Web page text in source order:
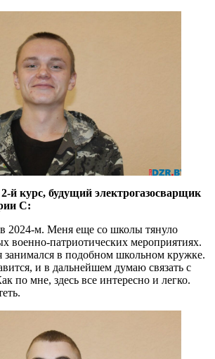
курс, будущий электрогазосварщик
С:
2024-м. Меня еще со школы тянуло
военно-патриотических мероприятиях.
занимался в подобном школьном кружке.
и в дальнейшем думаю связать с
по мне, здесь все интересно и легко.